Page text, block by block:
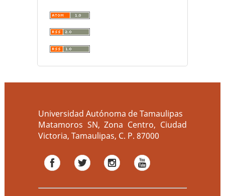
Universidad Autónoma de Tamaulipas
Matamoros SN, Zona Centro, Ciudad
Victoria, Tamaulipas, C. P. 87000